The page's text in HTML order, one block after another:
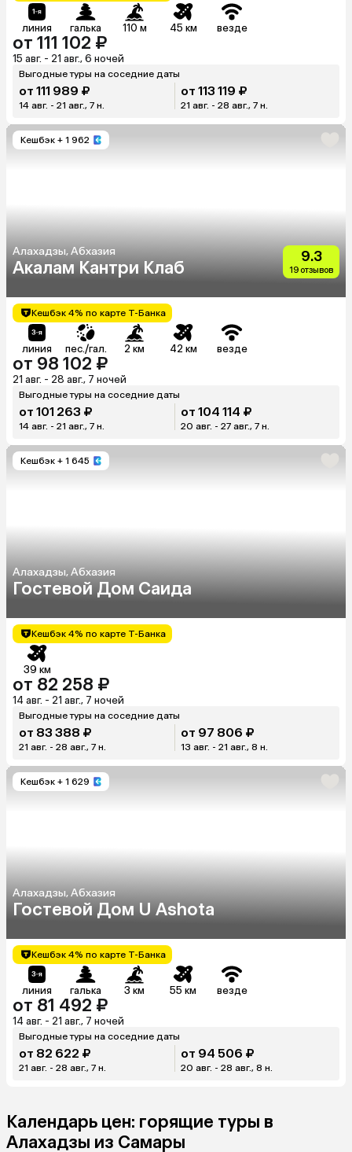
линия галька 110 м 45 км везде
от 111 102 ₽
15 авг. - 21 авг., 6 ночей
Выгодные туры на соседние даты
от 111 989 ₽
14 авг. - 21 авг., 7 н.
от 113 119 ₽
21 авг. - 28 авг., 7 н.
Кешбэк + 1 962
Алахадзы, Абхазия
Акалам Кантри Клаб
9.3
19 отзывов
Кешбэк 4% по карте Т-Банка
линия пес./гал. 2 км 42 км везде
от 98 102 ₽
21 авг. - 28 авг., 7 ночей
Выгодные туры на соседние даты
от 101 263 ₽
14 авг. - 21 авг., 7 н.
от 104 114 ₽
20 авг. - 27 авг., 7 н.
Кешбэк + 1 645
Алахадзы, Абхазия
Гостевой Дом Саида
Кешбэк 4% по карте Т-Банка
39 км
от 82 258 ₽
14 авг. - 21 авг., 7 ночей
Выгодные туры на соседние даты
от 83 388 ₽
21 авг. - 28 авг., 7 н.
от 97 806 ₽
13 авг. - 21 авг., 8 н.
Кешбэк + 1 629
Алахадзы, Абхазия
Гостевой Дом U Ashota
Кешбэк 4% по карте Т-Банка
линия галька 3 км 55 км везде
от 81 492 ₽
14 авг. - 21 авг., 7 ночей
Выгодные туры на соседние даты
от 82 622 ₽
21 авг. - 28 авг., 7 н.
от 94 506 ₽
20 авг. - 28 авг., 8 н.
Календарь цен: горящие туры в
Алахадзы из Самары